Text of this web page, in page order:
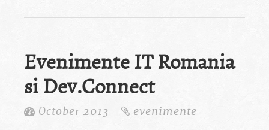
Evenimente IT Romania
si Dev.Connect
October 2013 evenimente